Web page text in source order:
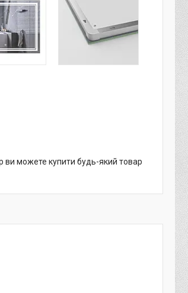
ви можете купити будь-який товар